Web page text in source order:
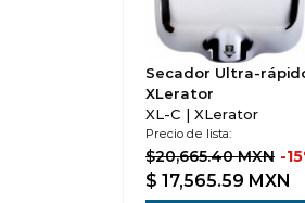
Secador Ultra-
XLerator
XL-C | XLerator
Precio de lista:
$20,665.40 MXN -
$ 17,565.59 MXN